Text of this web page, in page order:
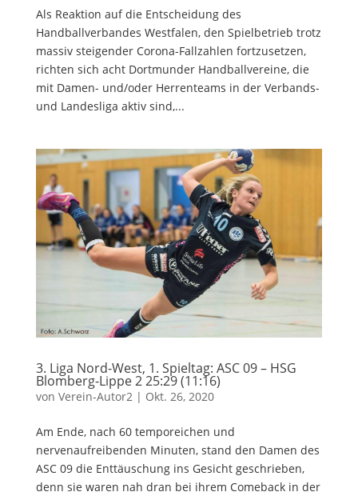
Als Reaktion auf die Entscheidung des
Handballverbandes Westfalen, den Spielbetrieb trotz
massiv steigender Corona-Fallzahlen fortzusetzen,
richten sich acht Dortmunder Handballvereine, die
mit Damen- und/oder Herrenteams in der Verbands-
und Landesliga aktiv sind,...
3. Liga Nord-West, 1. Spieltag: ASC 09 – HSG
Blomberg-Lippe 2 25:29 (11:16)
von Verein-Autor2| Okt. 26, 2020
Am Ende, nach 60 temporeichen und
nervenaufreibenden Minuten, stand den Damen des
ASC 09 die Enttäuschung ins Gesicht geschrieben,
denn sie waren nah dran bei ihrem Comeback in der